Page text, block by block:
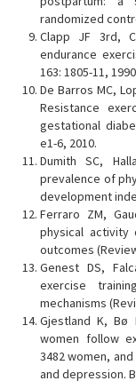
randomized
Clapp JF 3rd,
endurance
163: 1805-11,
De Barros MC,
Resistance
gestational
e1-6, 2010.
Dumith SC,
prevalence of
development
Ferraro ZM,
physical activity
outcomes
Genest DS,
exercise
mechanisms
Gjestland K, Bø
women follow
3482 women,
and depression.